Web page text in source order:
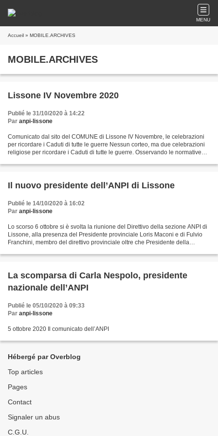
MENU
Accueil » MOBILE.ARCHIVES
MOBILE.ARCHIVES
Lissone IV Novembre 2020
Publié le 31/10/2020 à 14:22
Par anpi-lissone
Comunicato dal sito del COMUNE di Lissone IV Novembre, le celebrazioni
per ricordare i Caduti di tutte le guerre Nessun corteo, ma due celebrazioni
religiose per ricordare i Caduti di tutte le guerre. Osservando le normative
Il nuovo presidente dell’ANPI di Lissone
Publié le 14/10/2020 à 16:02
Par anpi-lissone
Lo scorso 6 ottobre si è svolta la riunione del Direttivo della sezione ANPI di
Lissone, alla presenza del Presidente provinciale Loris Maconi e di Fulvio
Franchini, membro del direttivo provinciale oltre che Presidente della
La scomparsa di Carla Nespolo, presidente
nazionale dell’ANPI
Publié le 05/10/2020 à 09:33
Par anpi-lissone
5 ottobre 2020 Il comunicato dell’ANPI
Hébergé par Overblog
Top articles
Pages
Contact
Signaler un abus
C.G.U.